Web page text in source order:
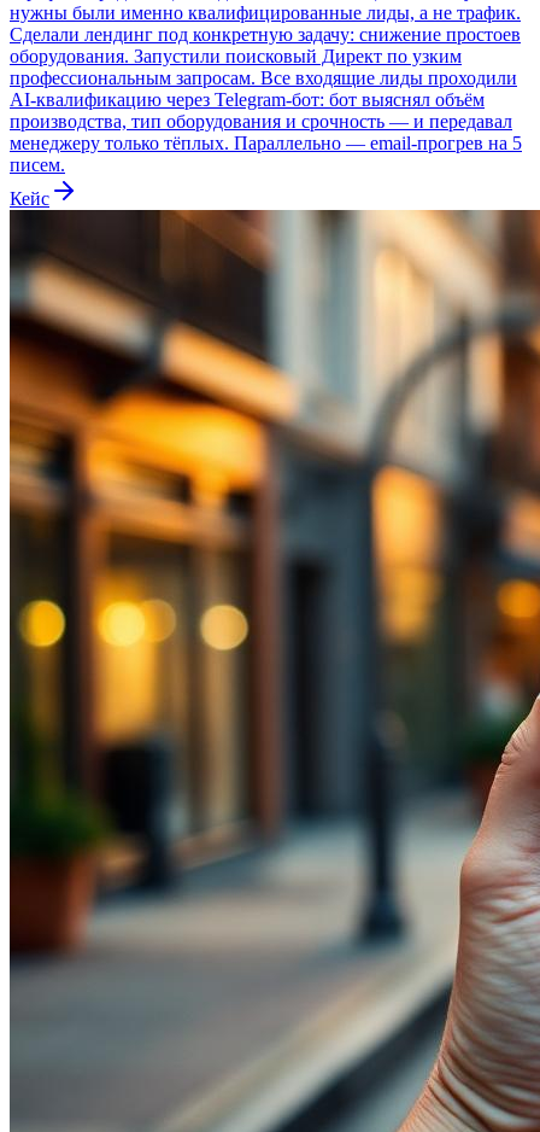
нужны были именно квалифицированные лиды, а не трафик.
Сделали лендинг под конкретную задачу: снижение простоев
оборудования. Запустили поисковый Директ по узким
профессиональным запросам. Все входящие лиды проходили
AI-квалификацию через Telegram-бот: бот выяснял объём
производства, тип оборудования и срочность — и передавал
менеджеру только тёплых. Параллельно — email-прогрев на 5
писем.
Кейс